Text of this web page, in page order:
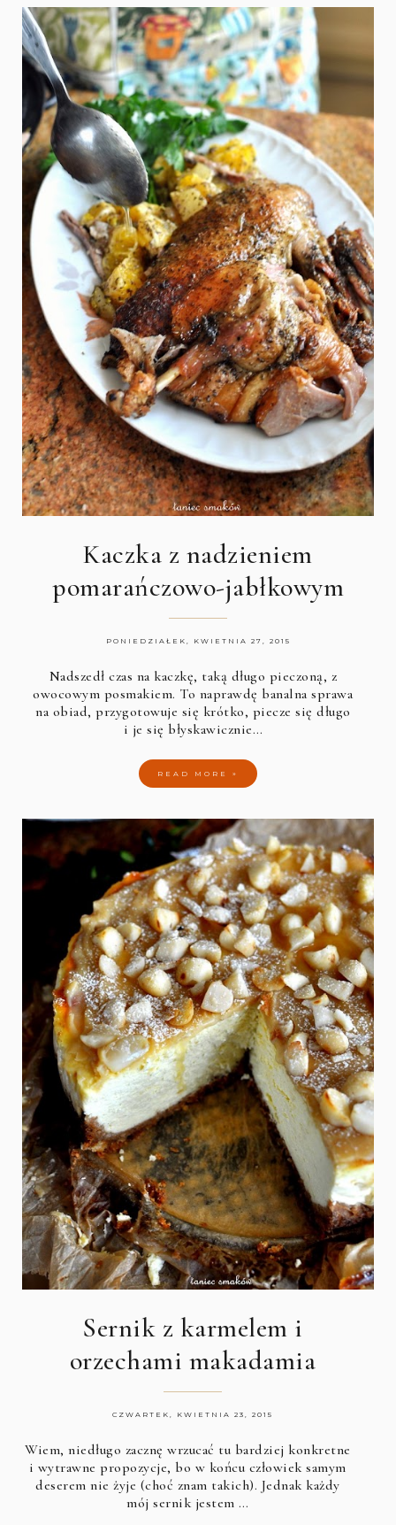
Kaczka z nadzieniem
pomarańczowo-jabłkowym
PONIEDZIAŁEK, KWIETNIA 27, 2015
Nadszedł czas na kaczkę, taką długo pieczoną, z
owocowym posmakiem. To naprawdę banalna sprawa
na obiad, przygotowuje się krótko, piecze się długo
i je się błyskawicznie…
READ MORE »
Sernik z karmelem i
orzechami makadamia
CZWARTEK, KWIETNIA 23, 2015
Wiem, niedługo zacznę wrzucać tu bardziej konkretne
i wytrawne propozycje, bo w końcu człowiek samym
deserem nie żyje (choć znam takich). Jednak każdy
mój sernik jestem …